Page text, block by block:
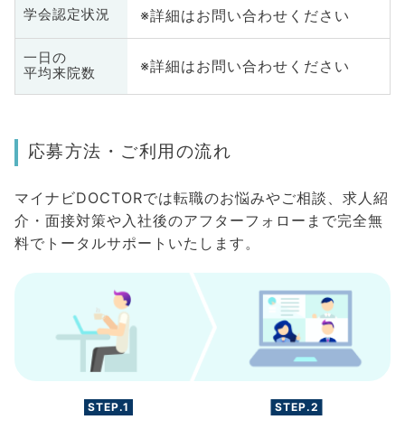
学会認定状況 ※詳細はお問い合わせください
一日の
平均来院数
※詳細はお問い合わせください
応募方法・ご利用の流れ
マイナビDOCTORでは転職のお悩みやご相談、求人紹
介・面接対策や入社後のアフターフォローまで完全無
料でトータルサポートいたします。
STEP.1 STEP.2